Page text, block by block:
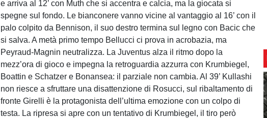
e arriva al 12’ con Muth che si accentra e calcia, ma la giocata si
spegne sul fondo. Le bianconere vanno vicine al vantaggio al 16’ con il
palo colpito da Bennison, il suo destro termina sul legno con Bacic che
si salva. A metà primo tempo Bellucci ci prova in acrobazia, ma
Peyraud-Magnin neutralizza. La Juventus alza il ritmo dopo la
mezz’ora di gioco e impegna la retroguardia azzurra con Krumbiegel,
Boattin e Schatzer e Bonansea: il parziale non cambia. Al 39’ Kullashi
non riesce a sfruttare una disattenzione di Rosucci, sul ribaltamento di
fronte Girelli è la protagonista dell’ultima emozione con un colpo di
testa. La ripresa si apre con un tentativo di Krumbiegel, il tiro però